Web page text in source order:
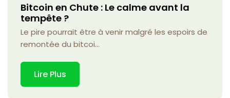
Bitcoin en Chute : Le calme avant la
tempête ?
Le pire pourrait être à venir malgré les espoirs de
remontée du bitcoi...
Lire Plus